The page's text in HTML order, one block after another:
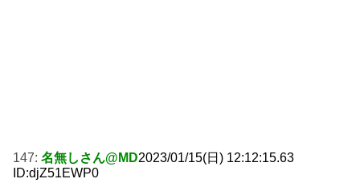
147: 名無しさん@MD2023/01/15(日) 12:12:15.63
ID:djZ51EWP0